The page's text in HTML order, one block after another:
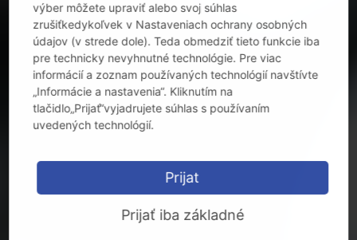
výber môžete upraviť alebo svoj súhlas
zrušiťkedykoľvek v Nastaveniach ochrany osobných
údajov (v strede dole). Teda obmedziť tieto funkcie iba
pre technicky nevyhnutné technológie. Pre viac
informácií a zoznam používaných technológií navštívte
„Informácie a nastavenia“. Kliknutím na
tlačidlo„Prijať“vyjadrujete súhlas s používaním
uvedených technológií.
Prijat
Prijať iba základné